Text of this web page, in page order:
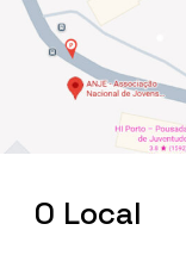
O Local